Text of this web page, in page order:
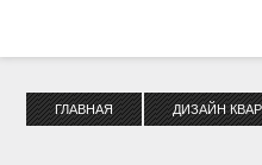
ГЛАВНАЯ ДИЗАЙН